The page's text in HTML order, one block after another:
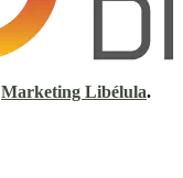
Marketing Libélula.